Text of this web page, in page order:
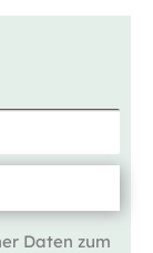
Daten zum